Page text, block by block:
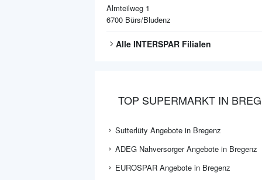
Almteilweg 1
6700 Bürs/Bludenz
Alle INTERSPAR Filialen
TOP SUPERMARKT IN
Sutterlüty Angebote in Bregenz
ADEG Nahversorger Angebote in Bregenz
EUROSPAR Angebote in Bregenz